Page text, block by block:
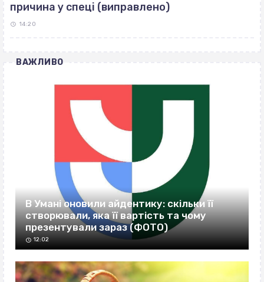
причина у спеці (виправлено)
14:20
ВАЖЛИВО
В Умані оновили айдентику: скільки її
створювали, яка її вартість та чому
презентували зараз (ФОТО)
12:02